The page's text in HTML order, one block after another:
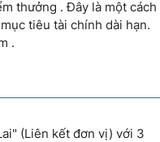
thưởng . Đây là một cách
tiêu tài chính dài hạn.
.
(Liên kết đơn vị) với 3